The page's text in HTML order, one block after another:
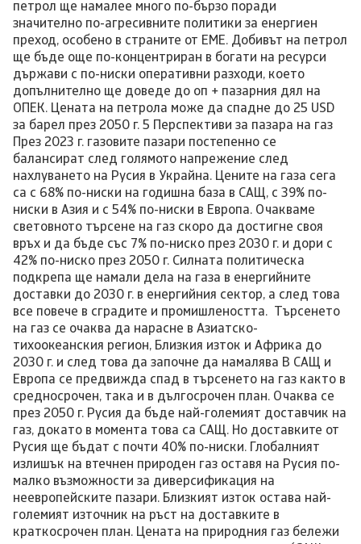
петрол ще намалее много по-бързо поради
значително по-агресивните политики за енергиен
преход, особено в страните от ЕМЕ. Добивът на петрол
ще бъде още по-концентриран в богати на ресурси
държави с по-ниски оперативни разходи, което
допълнително ще доведе до оп + пазарния дял на
ОПЕК. Цената на петрола може да спадне до 25 USD
за барел през 2050 г. 5 Перспективи за пазара на газ
През 2023 г. газовите пазари постепенно се
балансират след голямото напрежение след
нахлуването на Русия в Украйна. Цените на газа сега
са с 68% по-ниски на годишна база в САЩ, с 39% по-
ниски в Азия и с 54% по-ниски в Европа. Очакваме
световното търсене на газ скоро да достигне своя
връх и да бъде със 7% по-ниско през 2030 г. и дори с
42% по-ниско през 2050 г. Силната политическа
подкрепа ще намали дела на газа в енергийните
доставки до 2030 г. в енергийния сектор, а след това
все повече в сградите и промишлеността. Търсенето
на газ се очаква да нарасне в Азиатско-
тихоокеанския регион, Близкия изток и Африка до
2030 г. и след това да започне да намалява В САЩ и
Европа се предвижда спад в търсенето на газ както в
средносрочен, така и в дългосрочен план. Очаква се
през 2050 г. Русия да бъде най-големият доставчик на
газ, докато в момента това са САЩ. Но доставките от
Русия ще бъдат с почти 40% по-ниски. Глобалният
излишък на втечнен природен газ оставя на Русия по-
малко възможности за диверсификация на
неевропейските пазари. Близкият изток остава най-
големият източник на ръст на доставките в
краткосрочен план. Цената на природния газ бележи